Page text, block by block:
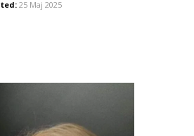
25 Maj 2025